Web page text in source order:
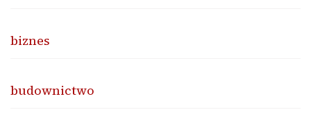
biznes
budownictwo